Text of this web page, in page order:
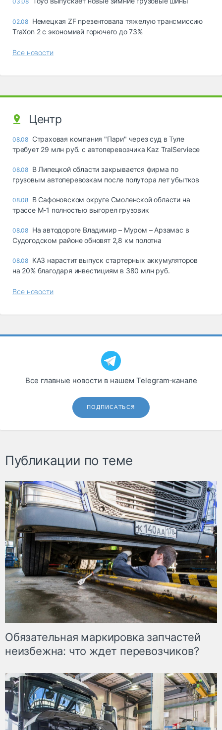
02.08 Немецкая ZF презентовала тяжелую трансмиссию
TraXon 2 с экономией горючего до 73%
Все новости
Центр
08.08 Страховая компания "Пари" через суд в Туле
требует 29 млн руб. с автоперевозчика Kaz TralServiece
08.08 В Липецкой области закрывается фирма по
грузовым автоперевозкам после полутора лет убытков
08.08 В Сафоновском округе Смоленской области на
трассе М-1 полностью выгорел грузовик
08.08 На автодороге Владимир – Муром – Арзамас в
Судогодском районе обновят 2,8 км полотна
08.08 КАЗ нарастит выпуск стартерных аккумуляторов
на 20% благодаря инвестициям в 380 млн руб.
Все новости
Все главные новости в нашем Telegram‑канале
ПОДПИСАТЬСЯ
Публикации по теме
Обязательная маркировка запчастей
неизбежна: что ждет перевозчиков?